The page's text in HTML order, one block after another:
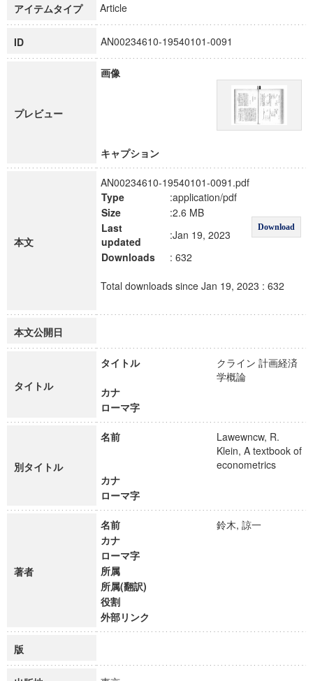
博士課程教育リーディングプログラム「超成熟社会発展のサ
アイテムタイプ Article
ID AN00234610-19540101-0091
プレビュー
画像
キャプション
本文
AN00234610-19540101-0091.pdf
Type
:application/pdf
Download
Size
:2.6 MB
Last
updated
:Jan 19, 2023
Downloads
: 632
Total downloads since Jan 19, 2023 : 632
本文公開日
タイトル
タイトル
クライン 計画経済
学概論
カナ
ローマ字
別タイトル
名前
Lawewncw, R.
Klein, A textbook of
econometrics
カナ
ローマ字
著者
名前
鈴木, 諒一
カナ
ローマ字
所属
所属(翻訳)
役割
外部リンク
版